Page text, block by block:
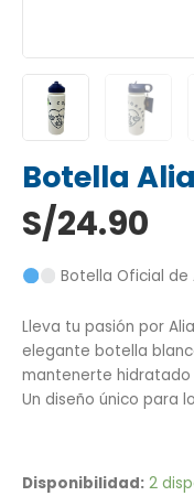
Botella
S/24.90
Botella Oficial de
Lleva tu pasión por
elegante botella
mantenerte hidratado
Un diseño único para
Disponibilidad: 2
Alianza